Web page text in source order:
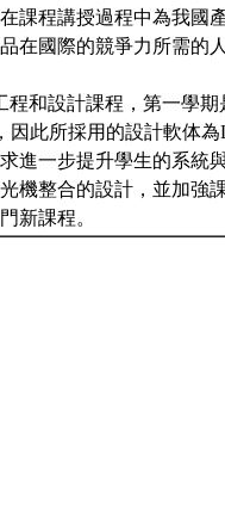
課程講授過程中為我國
在國際的競爭力所需的
和設計課程，第一學
此所採用的設計軟体為
進一步提升學生的系統
機整合的設計，並加強
新課程。